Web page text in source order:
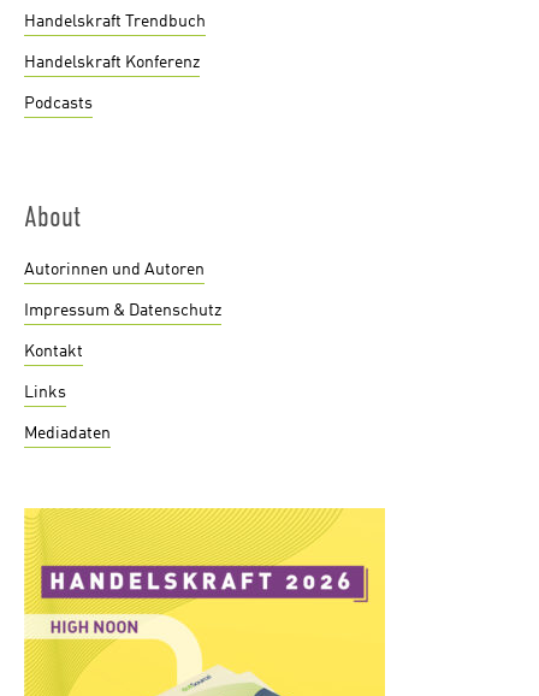
Handelskraft Trendbuch
Handelskraft Konferenz
Podcasts
About
Autorinnen und Autoren
Impressum & Datenschutz
Kontakt
Links
Mediadaten